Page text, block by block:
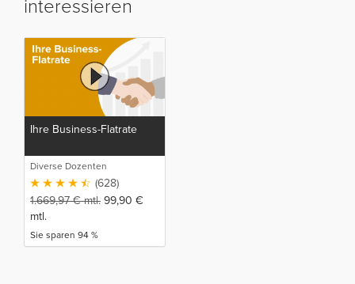
interessieren
Ihre Business-Flatrate
Diverse Dozenten
(628)
1.669,97€mtl. 99,90 €
mtl.
Sie sparen 94 %